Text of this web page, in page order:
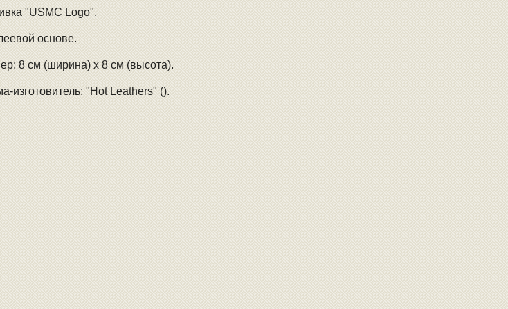
"USMC Logo".
основе.
8 см (ширина) х 8 см (высота).
изготовитель: "Hot Leathers" ().